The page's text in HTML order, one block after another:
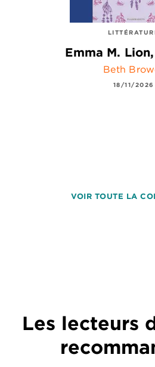
Emma M.
Beth
18/11/2026
VOIR TOUTE LA
Les lecteurs